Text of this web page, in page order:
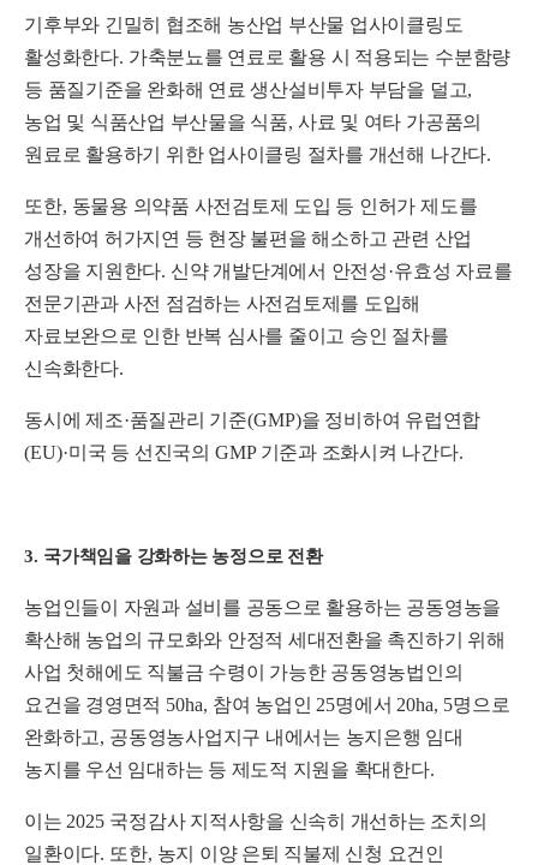
기후부와 긴밀히 협조해 농산업 부산물 업사이클링도
활성화한다. 가축분뇨를 연료로 활용 시 적용되는 수분함량
등 품질기준을 완화해 연료 생산설비투자 부담을 덜고,
농업 및 식품산업 부산물을 식품, 사료 및 여타 가공품의
원료로 활용하기 위한 업사이클링 절차를 개선해 나간다.
또한, 동물용 의약품 사전검토제 도입 등 인허가 제도를
개선하여 허가지연 등 현장 불편을 해소하고 관련 산업
성장을 지원한다. 신약 개발단계에서 안전성·유효성 자료를
전문기관과 사전 점검하는 사전검토제를 도입해
자료보완으로 인한 반복 심사를 줄이고 승인 절차를
신속화한다.
동시에 제조·품질관리 기준(GMP)을 정비하여 유럽연합
(EU)·미국 등 선진국의 GMP 기준과 조화시켜 나간다.
3. 국가책임을 강화하는 농정으로 전환
농업인들이 자원과 설비를 공동으로 활용하는 공동영농을
확산해 농업의 규모화와 안정적 세대전환을 촉진하기 위해
사업 첫해에도 직불금 수령이 가능한 공동영농법인의
요건을 경영면적 50ha, 참여 농업인 25명에서 20ha, 5명으로
완화하고, 공동영농사업지구 내에서는 농지은행 임대
농지를 우선 임대하는 등 제도적 지원을 확대한다.
이는 2025 국정감사 지적사항을 신속히 개선하는 조치의
일환이다. 또한, 농지 이양 은퇴 직불제 신청 요건인